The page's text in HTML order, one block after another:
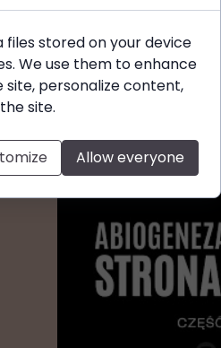
files stored on your device
We use them to enhance
personalize content,
site.
Allow everyone